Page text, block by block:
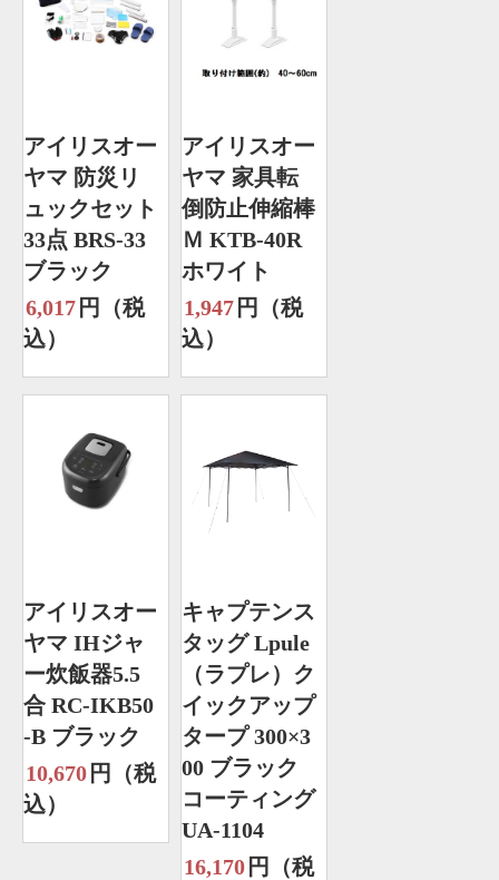
アイリスオー
ヤマ 防災リ
ュックセット
33点 BRS-33
ブラック
6,017 円（税
込）
アイリスオー
ヤマ 家具転
倒防止伸縮棒
Ｍ KTB-40R
ホワイト
1,947 円（税
込）
アイリスオー
ヤマ IHジャ
ー炊飯器5.5
合 RC-IKB50
-B ブラック
10,670 円（税
込）
キャプテンス
タッグ Lpule
（ラプレ）ク
イックアップ
タープ 300×3
00 ブラック
コーティング
UA-1104
16,170 円（税